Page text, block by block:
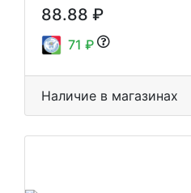
88.88 ₽
71 ₽
Наличие в магазинах